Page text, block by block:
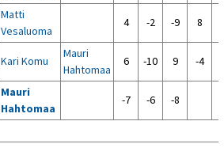
Matti
Vesaluoma
4 -2 -9 8
Kari Komu
Mauri
Hahtomaa
6 -10 9 -4
Mauri
Hahtomaa
-7 -6 -8